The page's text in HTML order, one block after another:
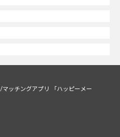
ッチングアプリ 「ハッピーメー